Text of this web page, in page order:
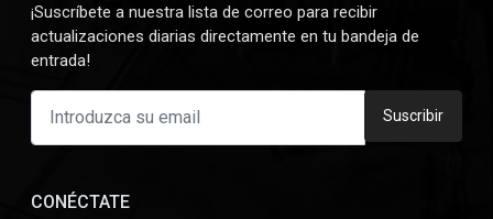
¡Suscríbete a nuestra lista de correo para recibir
actualizaciones diarias directamente en tu bandeja de
entrada!
Suscribir
CONÉCTATE